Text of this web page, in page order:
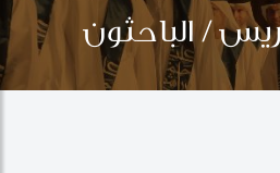
Alawadhi
/ الباحثون